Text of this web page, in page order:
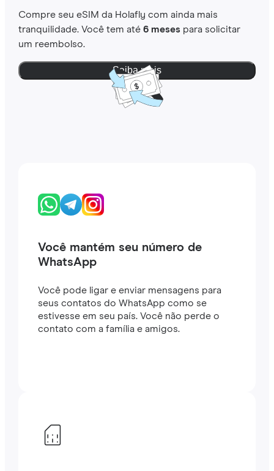
Compre seu eSIM da Holafly com ainda mais
tranquilidade. Você tem até 6 mesespara solicitar
um reembolso.
Saiba mais
Você mantém seu número de
WhatsApp
Você pode ligar e enviar mensagens para
seus contatos do WhatsApp como se
estivesse em seu país. Você não perde o
contato com a família e amigos.